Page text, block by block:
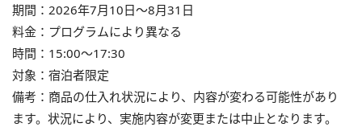
期間：2026年7月10日〜8月31日
料金：プログラムにより異なる
時間：15:00〜17:30
対象：宿泊者限定
備考：商品の仕入れ状況により、内容が変わる可能性があり
ます。状況により、実施内容が変更または中止となります。